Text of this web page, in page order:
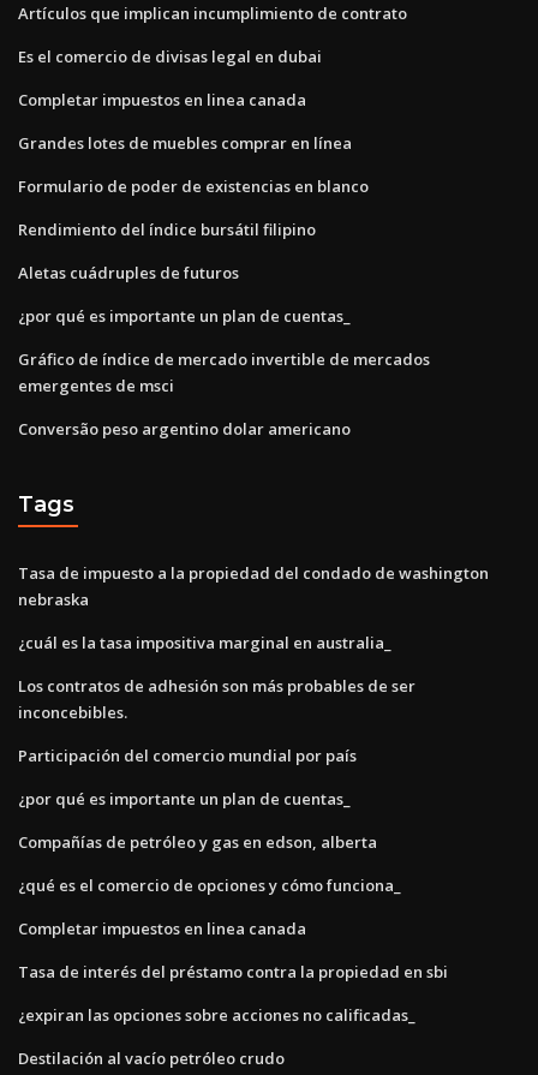
Artículos que implican incumplimiento de contrato
Es el comercio de divisas legal en dubai
Completar impuestos en linea canada
Grandes lotes de muebles comprar en línea
Formulario de poder de existencias en blanco
Rendimiento del índice bursátil filipino
Aletas cuádruples de futuros
¿por qué es importante un plan de cuentas_
Gráfico de índice de mercado invertible de mercados
emergentes de msci
Conversão peso argentino dolar americano
Tags
Tasa de impuesto a la propiedad del condado de washington
nebraska
¿cuál es la tasa impositiva marginal en australia_
Los contratos de adhesión son más probables de ser
inconcebibles.
Participación del comercio mundial por país
¿por qué es importante un plan de cuentas_
Compañías de petróleo y gas en edson, alberta
¿qué es el comercio de opciones y cómo funciona_
Completar impuestos en linea canada
Tasa de interés del préstamo contra la propiedad en sbi
¿expiran las opciones sobre acciones no calificadas_
Destilación al vacío petróleo crudo